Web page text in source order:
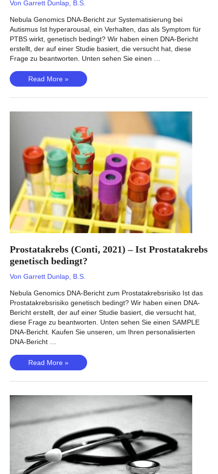
Von Garrett Dunlap, B.S.
Nebula Genomics DNA-Bericht zur Systematisierung bei
Autismus Ist hyperarousal, ein Verhalten, das als Symptom für
PTBS wirkt, genetisch bedingt? Wir haben einen DNA-Bericht
erstellt, der auf einer Studie basiert, die versucht hat, diese
Frage zu beantworten. Unten sehen Sie einen …
Hyperarousal
bei
PTBS
hyperarousales
Verhalten
genetisch
bedingt?
Read More »
Prostatakrebs (Conti, 2021) – Ist Prostatakrebs
genetisch bedingt?
Von Garrett Dunlap, B.S.
Nebula Genomics DNA-Bericht zum Prostatakrebsrisiko Ist das
Prostatakrebsrisiko genetisch bedingt? Wir haben einen DNA-
Bericht erstellt, der auf einer Studie basiert, die versucht hat,
diese Frage zu beantworten. Unten sehen Sie einen SAMPLE
DNA-Bericht. Kaufen Sie unseren, um Ihren personalisierten
DNA-Bericht …
Prostatakrebs
(Conti,
2021)
Ist
genetisch
Read More »